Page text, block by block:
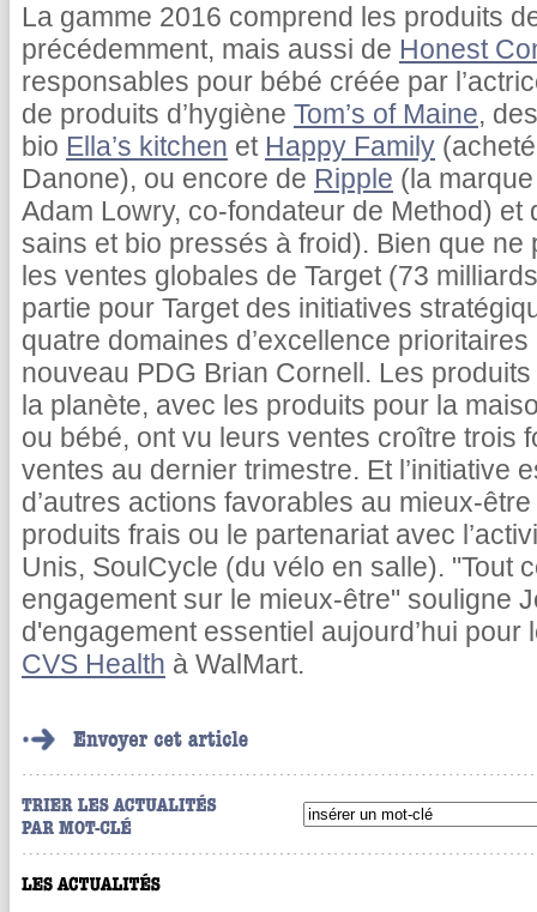
La gamme 2016 comprend les produits
précédemment, mais aussi de Honest
responsables pour bébé créée par
de produits d’hygiène Tom’s of Maine,
bio Ella’s kitchen et Happy Family
Danone), ou encore de Ripple (la
Adam Lowry, co-fondateur de Method) et
sains et bio pressés à froid). Bien que
les ventes globales de Target (73
partie pour Target des initiatives
quatre domaines d’excellence
nouveau PDG Brian Cornell. Les
la planète, avec les produits pour la
ou bébé, ont vu leurs ventes croître trois
ventes au dernier trimestre. Et l’initiative
d’autres actions favorables au mieux-
produits frais ou le partenariat avec
Unis, SoulCycle (du vélo en salle). "Tout
engagement sur le mieux-être" souligne
d'engagement essentiel aujourd’hui
CVS Health à WalMart.